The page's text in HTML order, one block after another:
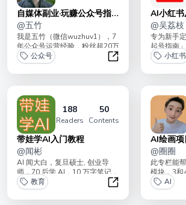
自媒体副业·玩赚公众号指
南
@五竹
我是五竹（微信wuzhuv1），7
年公众号运营经验，粉丝超20万
+，副业收入过百万。专栏定
位： 公...
公众号
自媒体副业·玩赚
AI小红
（持续更
@吴荔枝
专为新手
起号指南
自媒体/搞
教程帮助
小红书
188
Readers
50
Contents
带娃学AI入门教程
@闻彬
AI 闻大白，复旦硕士, 创业导
师，70 后学 AI，10 万字笔记，
带娃学 AI，100+篇心得，...
教育
带娃学AI入门教程
AI绘画
@圈圈
此专栏能
模块，3和
画系统知
己的红书
AI